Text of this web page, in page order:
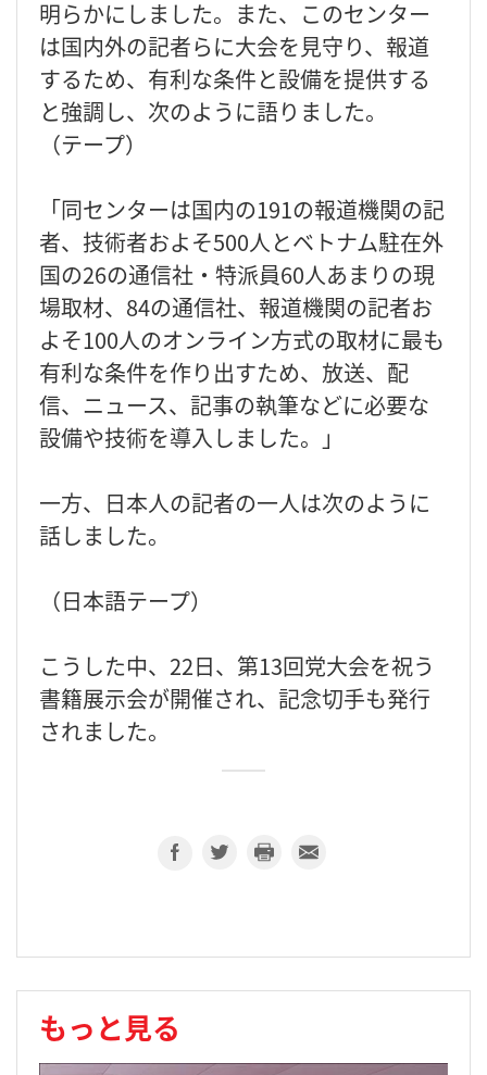
明らかにしました。また、このセンター
は国内外の記者らに大会を見守り、報道
するため、有利な条件と設備を提供する
と強調し、次のように語りました。
（テープ）
「同センターは国内の191の報道機関の記
者、技術者およそ500人とベトナム駐在外
国の26の通信社・特派員60人あまりの現
場取材、84の通信社、報道機関の記者お
よそ100人のオンライン方式の取材に最も
有利な条件を作り出すため、放送、配
信、ニュース、記事の執筆などに必要な
設備や技術を導入しました。」
一方、日本人の記者の一人は次のように
話しました。
（日本語テープ）
こうした中、22日、第13回党大会を祝う
書籍展示会が開催され、記念切手も発行
されました。
もっと見る